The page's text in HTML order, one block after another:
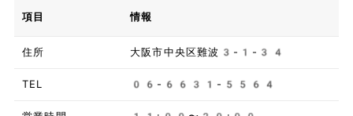
項目 情報
住所 大阪市中央区難波3-1-34
TEL 06-6631-5564